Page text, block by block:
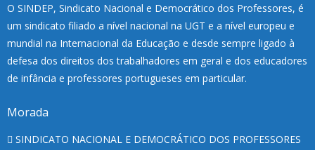
O SINDEP, Sindicato Nacional e Democrático dos Professores, é
um sindicato filiado a nível nacional na UGT e a nível europeu e
mundial na Internacional da Educação e desde sempre ligado à
defesa dos direitos dos trabalhadores em geral e dos educadores
de infância e professores portugueses em particular.
Morada
SINDICATO NACIONAL E DEMOCRÁTICO DOS PROFESSORES